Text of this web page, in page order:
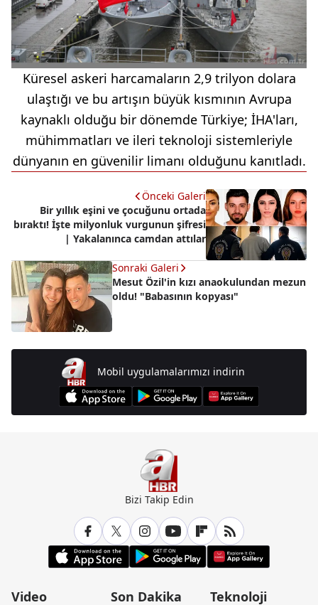
Küresel askeri harcamaların 2,9 trilyon dolara
ulaştığı ve bu artışın büyük kısmının Avrupa
kaynaklı olduğu bir dönemde Türkiye; İHA'ları,
mühimmatları ve ileri teknoloji sistemleriyle
dünyanın en güvenilir limanı olduğunu kanıtladı.
Önceki Galeri
Bir yıllık eşini ve çocuğunu ortada
bıraktı! İşte milyonluk vurgunun şifresi
| Yakalanınca camdan attılar
Sonraki Galeri
Mesut Özil'in kızı anaokulundan mezun
oldu! "Babasının kopyası"
Mobil uygulamalarımızı indirin
Bizi Takip Edin
Video Son Dakika Teknoloji